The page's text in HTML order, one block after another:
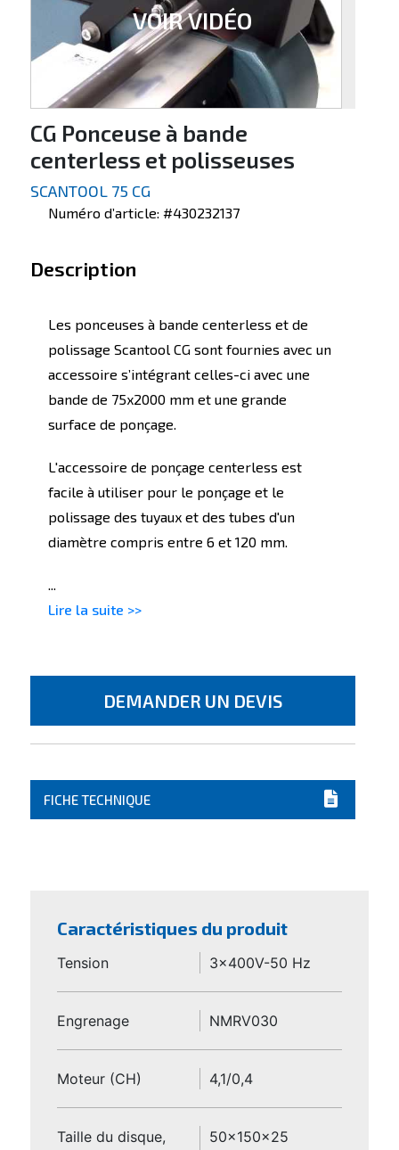
VOIR VIDÉO
CG Ponceuse à bande
centerless et polisseuses
SCANTOOL 75 CG
Numéro d’article: #430232137
Description
Les ponceuses à bande centerless et de
polissage Scantool CG sont fournies avec un
accessoire s’intégrant celles-ci avec une
bande de 75x2000 mm et une grande
surface de ponçage.
L'accessoire de ponçage centerless est
facile à utiliser pour le ponçage et le
polissage des tuyaux et des tubes d'un
diamètre compris entre 6 et 120 mm.
Lire la suite >>
DEMANDER UN DEVIS
FICHE TECHNIQUE
Caractéristiques du produit
Tension 3x400V-50 Hz
Engrenage NMRV030
Moteur (CH) 4,1/0,4
Taille du disque,
50x150x25